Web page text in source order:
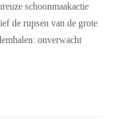
schoonmaakactie
de rupsen van de grote
onverwacht